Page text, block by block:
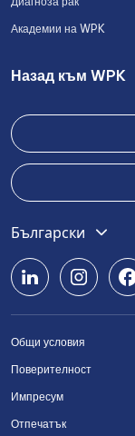
Академии на WPK
Назад към WPK
Български
English
Deutsch
Română
Srpski
Українська
Общи условия
Поверителност
Импресум
Отпечатък